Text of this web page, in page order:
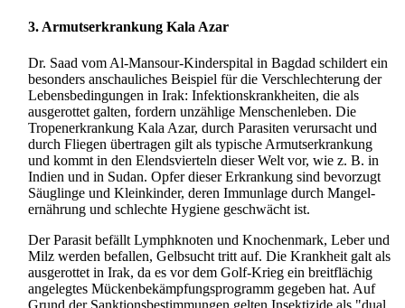
3. Armutserkrankung Kala Azar
Dr. Saad vom Al-Mansour-Kinderspital in Bagdad schildert ein
besonders anschauliches Beispiel für die Verschlechterung der
Lebens­bedingungen in Irak: Infektions­krankheiten, die als
ausgerottet galten, fordern unzählige Menschenleben. Die
Tropen­erkrankung Kala Azar, durch Parasiten verursacht und
durch Fliegen übertragen gilt als typische Armuts­erkrankung
und kommt in den Elends­vierteln dieser Welt vor, wie z. B. in
Indien und in Sudan. Opfer dieser Erkrankung sind bevorzugt
Säuglinge und Kleinkinder, deren Immunlage durch Mangel­
ernährung und schlechte Hygiene geschwächt ist.
Der Parasit befällt Lymphknoten und Knochenmark, Leber und
Milz werden befallen, Gelbsucht tritt auf. Die Krankheit galt als
ausgerottet in Irak, da es vor dem Golf-Krieg ein breitflächig
angelegtes Mückenbekämpfungsprogramm gegeben hat. Auf
Grund der Sanktions­bestimmungen gelten Insektizide als "dual